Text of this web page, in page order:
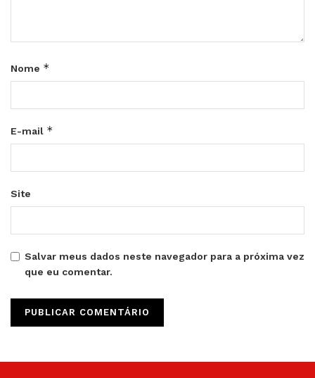
Nome *
E-mail *
Site
Salvar meus dados neste navegador para a próxima vez
que eu comentar.